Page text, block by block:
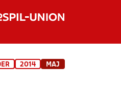
KLUBBER OG
2014 MAJ